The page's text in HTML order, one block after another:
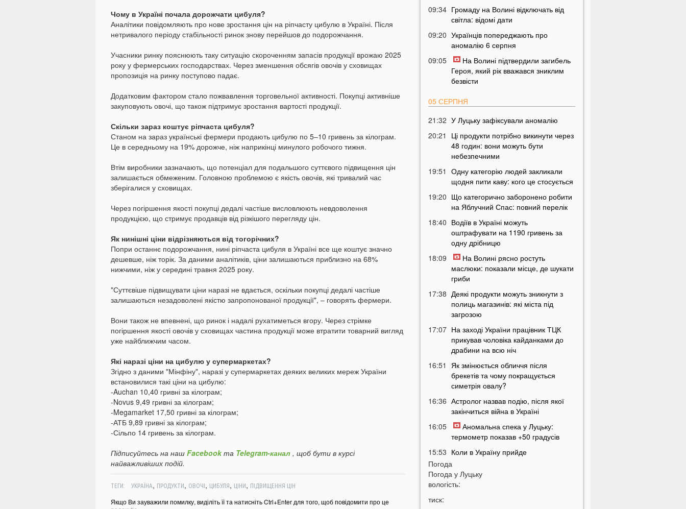
Чому в Україні почала дорожчати цибуля?
Аналітики повідомляють про нове зростання цін на ріпчасту цибулю в Україні. Після
нетривалого періоду стабільності ринок знову перейшов до подорожчання.
Учасники ринку пояснюють таку ситуацію скороченням запасів продукції врожаю 2025
року у фермерських господарствах. Через зменшення обсягів овочів у сховищах
пропозиція на ринку поступово падає.
Додатковим фактором стало пожвавлення торговельної активності. Покупці активніше
закуповують овочі, що також підтримує зростання вартості продукції.
Скільки зараз коштує ріпчаста цибуля?
Станом на зараз українські фермери продають цибулю по 5–10 гривень за кілограм.
Це в середньому на 19% дорожче, ніж наприкінці минулого робочого тижня.
Втім виробники зазначають, що потенціал для подальшого суттєвого підвищення цін
залишається обмеженим. Головною проблемою є якість овочів, які тривалий час
зберігалися у сховищах.
Через погіршення якості покупці дедалі частіше висловлюють невдоволення
продукцією, що стримує продавців від різкішого перегляду цін.
Як нинішні ціни відрізняються від тогорічних?
Попри останнє подорожчання, нині ріпчаста цибуля в Україні все ще коштує значно
дешевше, ніж торік. За даними аналітиків, ціни залишаються приблизно на 68%
нижчими, ніж у середині травня 2025 року.
"Суттєвіше підвищувати ціни наразі не вдається, оскільки покупці дедалі частіше
залишаються незадоволені якістю запропонованої продукції", – говорять фермери.
Вони також не впевнені, що ринок і надалі рухатиметься вгору. Через стрімке
погіршення якості овочів у сховищах частина продукції може втратити товарний вигляд
уже найближчим часом.
Які наразі ціни на цибулю у супермаркетах?
Згідно з даними "Мінфіну", наразі у супермаркетах деяких великих мереж України
встановилися такі ціни на цибулю:
-Auchan 10,40 гривні за кілограм;
-Novus 9,49 гривні за кілограм;
-Megamarket 17,50 гривні за кілограм;
-АТБ 9,89 гривні за кілограм;
-Сільпо 14 гривень за кілограм.
Підписуйтесь на наш Facebookта Telegram-канал , щоб бути в курсі
найважливіших подій.
ТЕГИ: УКРАЇНА, ПРОДУКТИ, ОВОЧІ, ЦИБУЛЯ, ЦІНИ, ПІДВИЩЕННЯ ЦІН
Якщо Ви зауважили помилку, виділіть її та натисніть Ctrl+Enter для того, щоб повідомити про це
09:34 Громаду на Волині відключать від
світла: відомі дати
09:20 Українців попереджають про
аномалію 6 серпня
09:05
На Волині підтвердили загибель
Героя, який рік вважався зниклим
безвісти
05 СЕРПНЯ
21:32 У Луцьку зафіксували аномалію
20:21
Ці продукти потрібно викинути через
48 годин: вони можуть бути
небезпечними
19:51
Одну категорію людей закликали
щодня пити каву: кого це стосується
19:20 Що категорично заборонено робити
на Яблучний Спас: повний перелік
18:40 Водіїв в Україні можуть
оштрафувати на 1190 гривень за
одну дрібницю
18:09
На Волині рясно ростуть
маслюки: показали місце, де шукати
гриби
17:38 Деякі продукти можуть зникнути з
полиць магазинів: які міста під
загрозою
17:07 На заході України працівник ТЦК
прикував чоловіка кайданками до
драбини на всю ніч
16:51
Як змінюється обличчя після
брекетів та чому покращується
симетрія овалу?
16:36 Астролог назвав подію, після якої
закінчиться війна в Україні
16:05
Аномальна спека у Луцьку:
термометр показав +50 градусів
15:53 Коли в Україну прийде
похолодання: назвали точну дату
15:35 «Можна просто вмерти»: українці
масово скаржаться на
Погода
Погода у Луцьку
вологість:
тиск: